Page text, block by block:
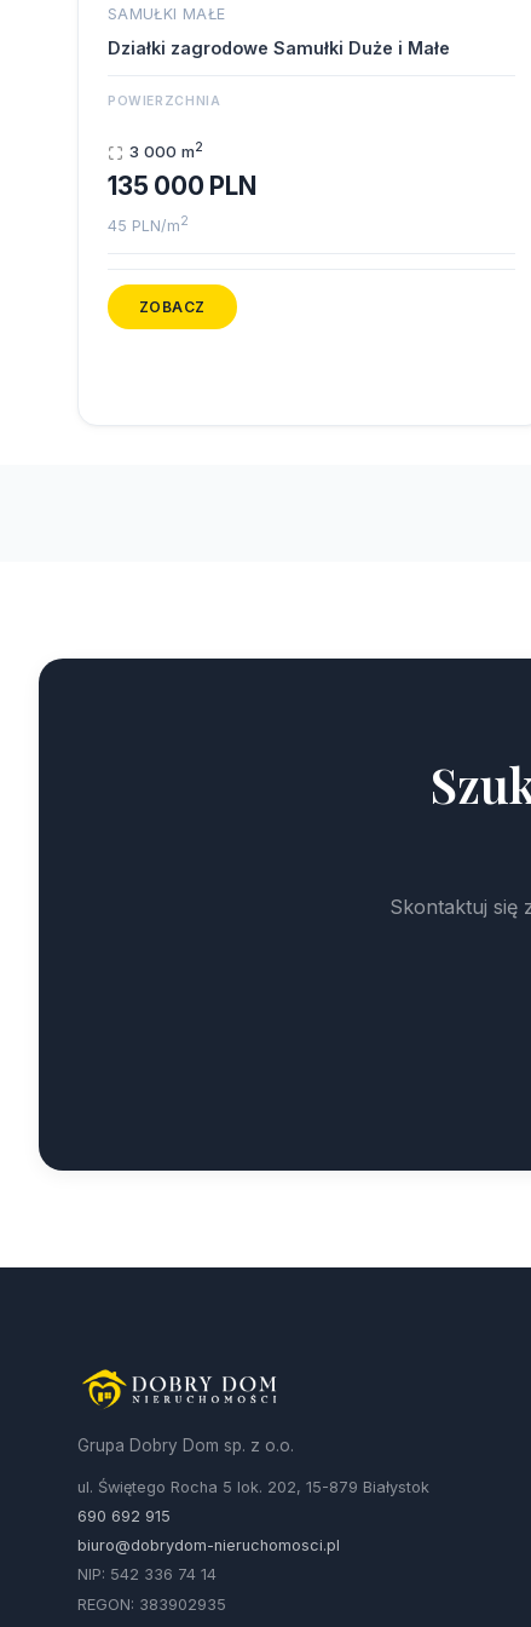
SAMUŁKI MAŁE
Działki zagrodowe Samułki Duże i Małe
POWIERZCHNIA
3 000 m2
135 000 PLN
45 PLN/m2
ZOBACZ
Skontaktuj się
Grupa Dobry Dom sp. z o.o.
ul. Świętego Rocha 5 lok. 202, 15-879 Białystok
690 692 915
biuro@dobrydom-nieruchomosci.pl
NIP: 542 336 74 14
REGON: 383902935